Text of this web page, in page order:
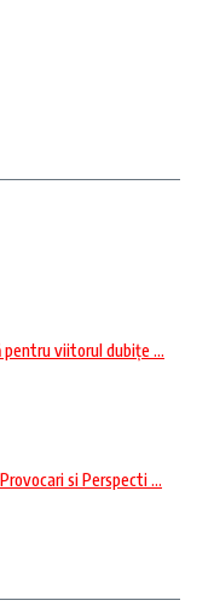
pentru viitorul dubițe ...
si Perspecti ...